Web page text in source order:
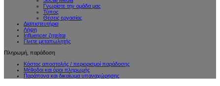
Γνωρίστε την ομάδα μας
Τύπος
Θέσεις εργασίας
Διαπιστευτήρια
Λήψη
Influencer ζητείται
Γίνετε μεταπωλητής
Πληρωμή, παράδοση
Κόστος αποστολής / περιορισμοί παράδοσης
Μέθοδοι και όροι πληρωμής
Παράπονα και δικαίωμα υπαναχώρησης